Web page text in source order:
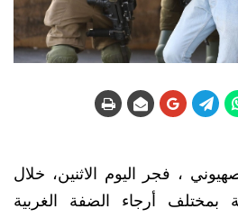
، فجر اليوم الاثنين، خلال
أرجاء الضفة الغربية